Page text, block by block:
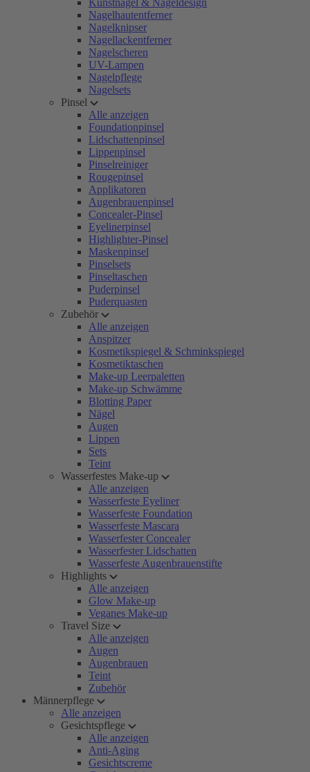
Kunstnägel & Nageldesign
Nagelhautentferner
Nagelknipser
Nagellackentferner
Nagelscheren
UV-Lampen
Nagelpflege
Nagelsets
Pinsel
Alle anzeigen
Foundationpinsel
Lidschattenpinsel
Lippenpinsel
Pinselreiniger
Rougepinsel
Applikatoren
Augenbrauenpinsel
Concealer-Pinsel
Eyelinerpinsel
Highlighter-Pinsel
Maskenpinsel
Pinselsets
Pinseltaschen
Puderpinsel
Puderquasten
Zubehör
Alle anzeigen
Anspitzer
Kosmetikspiegel & Schminkspiegel
Kosmetiktaschen
Make-up Leerpaletten
Make-up Schwämme
Blotting Paper
Nägel
Augen
Lippen
Sets
Teint
Wasserfestes Make-up
Alle anzeigen
Wasserfeste Eyeliner
Wasserfeste Foundation
Wasserfeste Mascara
Wasserfester Concealer
Wasserfester Lidschatten
Wasserfeste Augenbrauenstifte
Highlights
Alle anzeigen
Glow Make-up
Veganes Make-up
Travel Size
Alle anzeigen
Augen
Augenbrauen
Teint
Zubehör
Männerpflege
Alle anzeigen
Gesichtspflege
Alle anzeigen
Anti-Aging
Gesichtscreme